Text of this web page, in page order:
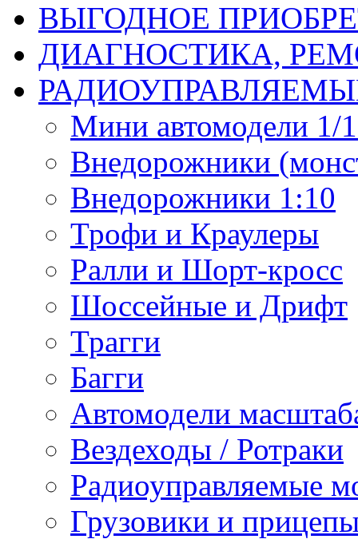
ВЫГОДНОЕ
ДИАГНОСТИКА,
Мини автомодели 1/
Внедорожники
Внедорожники 1:10
Трофи и Краулеры
Ралли и Шорт-кросс
Шоссейные и Дрифт
Трагги
Багги
Автомодели
Вездеходы / Ротраки
Радиоуправляемые
Грузовики и